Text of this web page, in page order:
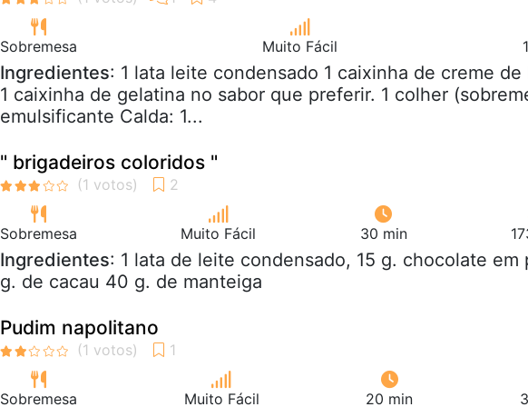
Sobremesa Muito Fácil
Ingredientes: 1 lata leite condensado 1 caixinha de creme de
1 caixinha de gelatina no sabor que preferir. 1 colher
emulsificante Calda: 1...
" brigadeiros coloridos "
Sobremesa Muito Fácil 30 min
Ingredientes: 1 lata de leite condensado, 15 g. chocolate em
g. de cacau 40 g. de manteiga
Pudim napolitano
Sobremesa Muito Fácil 20 min